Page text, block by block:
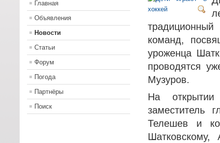
Главная
Объявления
Новости
Статьи
Форум
Погода
Партнёры
Поиск
команд,
уроженца
проводятся
Музуров.
На открытии
заместитель
Телешев и